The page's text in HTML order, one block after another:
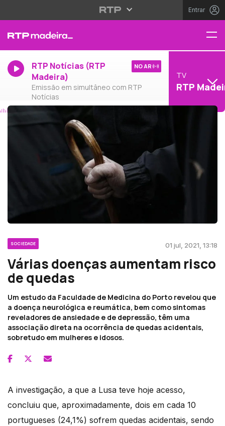
Entrar
RTP Notícias (RTP
Madeira)
Emissão em simultâneo com RTP
Notícias
NO AR
TV
RTP
SOCIEDADE 01 jul, 2021, 13:18
Várias doenças aumentam risco
de quedas
Um estudo da Faculdade de Medicina do Porto revelou que
a doença neurológica e reumática, bem como sintomas
reveladores de ansiedade e de depressão, têm uma
associação direta na ocorrência de quedas acidentais,
sobretudo em mulheres e idosos.
A investigação, a que a Lusa teve hoje acesso,
concluiu que, aproximadamente, dois em cada 10
portugueses (24,1%) sofrem quedas acidentais, sendo